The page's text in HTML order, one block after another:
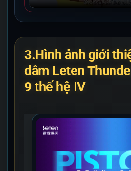
3.Hình ảnh giới
dâm Leten
9 thế hệ IV